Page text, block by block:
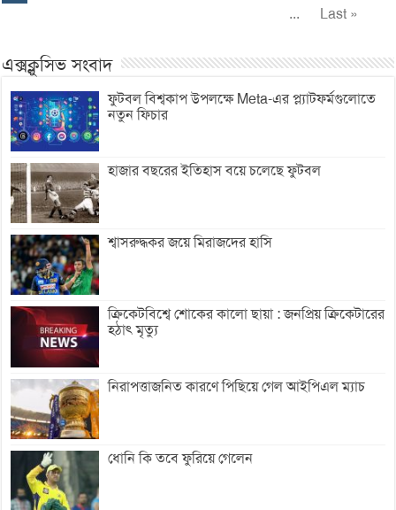
...
Last »
এক্সক্লুসিভ সংবাদ
ফুটবল বিশ্বকাপ উপলক্ষে Meta-এর প্ল্যাটফর্মগুলোতে
নতুন ফিচার
হাজার বছরের ইতিহাস বয়ে চলেছে ফুটবল
শ্বাসরুদ্ধকর জয়ে মিরাজদের হাসি
ক্রিকেটবিশ্বে শোকের কালো ছায়া : জনপ্রিয় ক্রিকেটারের
হঠাৎ মৃত্যু
নিরাপত্তাজনিত কারণে পিছিয়ে গেল আইপিএল ম্যাচ
ধোনি কি তবে ফুরিয়ে গেলেন